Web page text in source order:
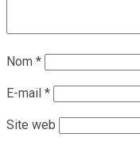
Nom *
E-mail *
Site web